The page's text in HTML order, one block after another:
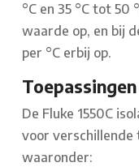
°C en 35 °C tot 50
waarde op, en bij
per °C erbij op.
De Fluke 1550C
voor verschillende
waaronder: